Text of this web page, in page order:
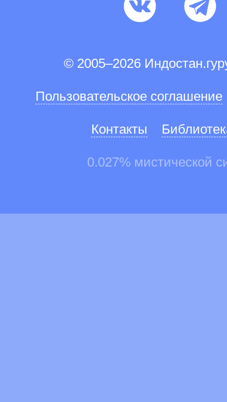
© 2005–2026
Пользовательское соглашение
Контакты
0.027% мистической